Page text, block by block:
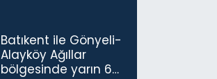
Batıkent ile Gönyeli-
Alayköy Ağıllar
bölgesinde yarın 6